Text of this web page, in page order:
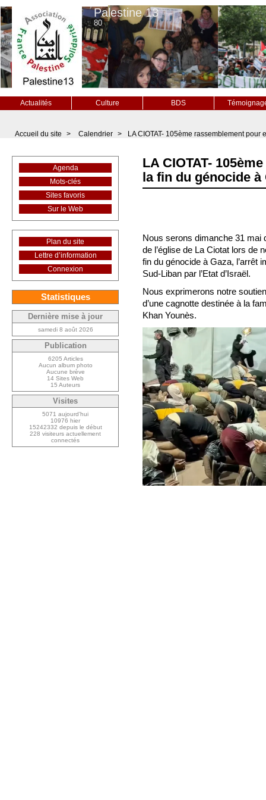
Palestine 13
80
Actualités Culture BDS
Accueil du site > Calendrier > LA CIOTAT- 105ème rassemblement
LA CIOTAT-
la fin du génocide à
Nous serons dimanche 31 mai
de l’église de La Ciotat lors de
fin du génocide à Gaza, l’arrêt
Sud-Liban par l’Etat d’Israël.
Nous exprimerons notre
d’une cagnotte destinée à la
Khan Younès.
Agenda
Mots-clés
Sites favoris
Sur le Web
Plan du site
Lettre d’information
Connexion
Statistiques
Dernière mise à jour
samedi 8 août 2026
Publication
6205 Articles
Aucun album photo
Aucune brève
14 Sites Web
15 Auteurs
Visites
5071 aujourd’hui
10976 hier
15242332 depuis le début
228 visiteurs actuellement
connectés